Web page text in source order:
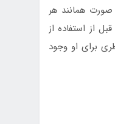
صورت همانند هر
از استفاده از
برای او وجود